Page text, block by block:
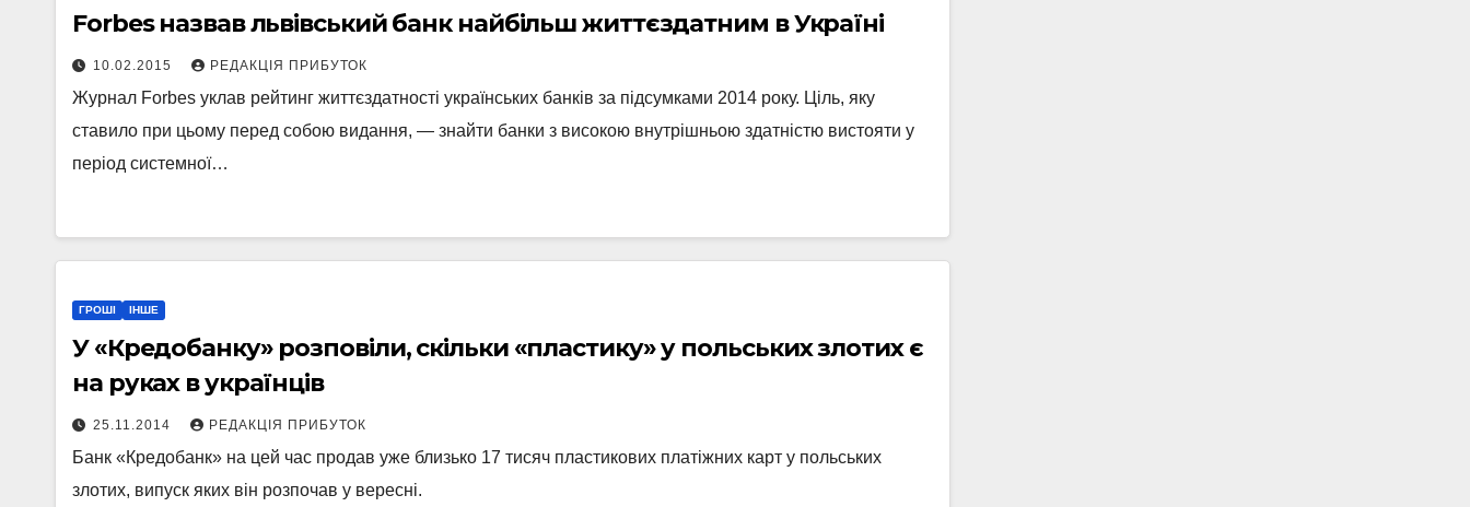
Forbes назвав львівський банк найбільш життєздатним в Україні
10.02.2015 РЕДАКЦІЯ ПРИБУТОК
Журнал Forbes уклав рейтинг життєздатності українських банків за підсумками 2014 року. Ціль, яку
ставило при цьому перед собою видання, — знайти банки з високою внутрішньою здатністю вистояти у
період системної…
ГРОШІ ІНШЕ
У «Кредобанку» розповіли, скільки «пластику» у польських злотих є
на руках в українців
25.11.2014 РЕДАКЦІЯ ПРИБУТОК
Банк «Кредобанк» на цей час продав уже близько 17 тисяч пластикових платіжних карт у польських
злотих, випуск яких він розпочав у вересні.